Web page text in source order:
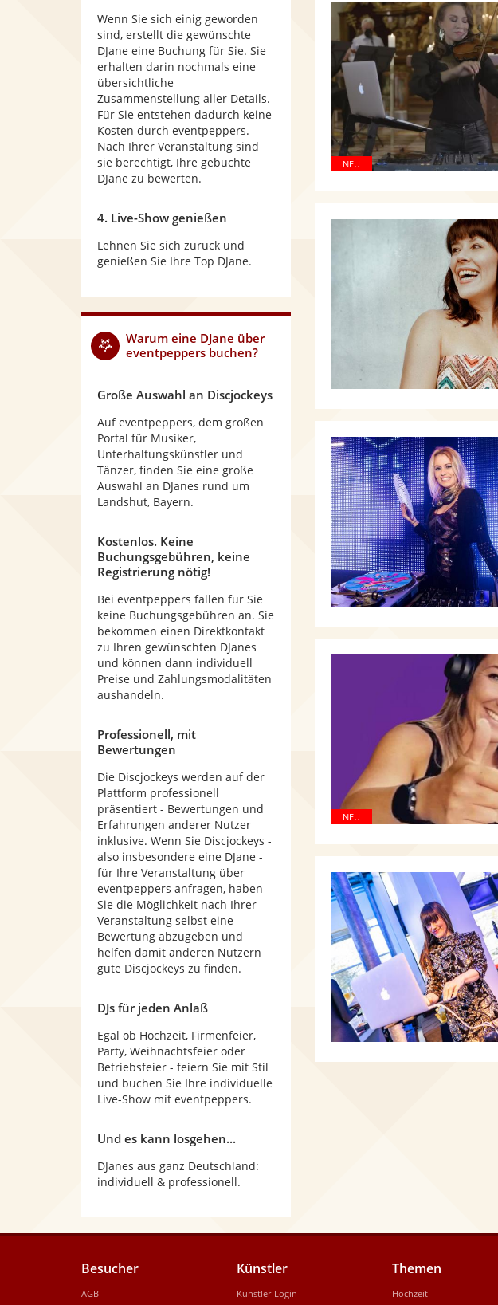
Wenn Sie sich einig geworden
sind, erstellt die gewünschte
DJane eine Buchung für Sie. Sie
erhalten darin nochmals eine
übersichtliche
Zusammenstellung aller Details.
Für Sie entstehen dadurch keine
Kosten durch eventpeppers.
Nach Ihrer Veranstaltung sind
sie berechtigt, Ihre gebuchte
DJane zu bewerten.
4. Live-Show genießen
Lehnen Sie sich zurück und
genießen Sie Ihre Top DJane.
Warum eine DJane über
eventpeppers buchen?
Große Auswahl an Discjockeys
Auf eventpeppers, dem großen
Portal für Musiker,
Unterhaltungskünstler und
Tänzer, finden Sie eine große
Auswahl an DJanes rund um
Landshut, Bayern.
Kostenlos. Keine
Buchungsgebühren, keine
Registrierung nötig!
Bei eventpeppers fallen für Sie
keine Buchungsgebühren an. Sie
bekommen einen Direktkontakt
zu Ihren gewünschten DJanes
und können dann individuell
Preise und Zahlungsmodalitäten
aushandeln.
Professionell, mit
Bewertungen
Die Discjockeys werden auf der
Plattform professionell
präsentiert - Bewertungen und
Erfahrungen anderer Nutzer
inklusive. Wenn Sie Discjockeys -
also insbesondere eine DJane -
für Ihre Veranstaltung über
eventpeppers anfragen, haben
Sie die Möglichkeit nach Ihrer
Veranstaltung selbst eine
Bewertung abzugeben und
helfen damit anderen Nutzern
gute Discjockeys zu finden.
DJs für jeden Anlaß
Egal ob Hochzeit, Firmenfeier,
Party, Weihnachtsfeier oder
Betriebsfeier - feiern Sie mit Stil
und buchen Sie Ihre individuelle
Live-Show mit eventpeppers.
Und es kann losgehen...
DJanes aus ganz Deutschland:
individuell & professionell.
Besucher
AGB
Künstler
Künstler-Login
Themen
Hochzeit